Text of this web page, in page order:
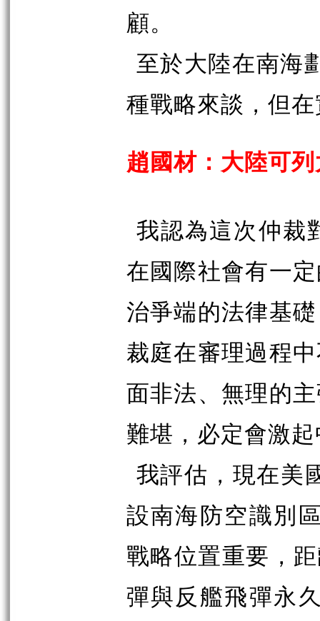
顧。
至於大陸在南海
種戰略來談，但
趙國材：大陸可
我認為這次仲裁
在國際社會有一
治爭端的法律基
裁庭在審理過程
面非法、無理的
難堪，必定會激
我評估，現在美
設南海防空識別
戰略位置重要，
彈與反艦飛彈永